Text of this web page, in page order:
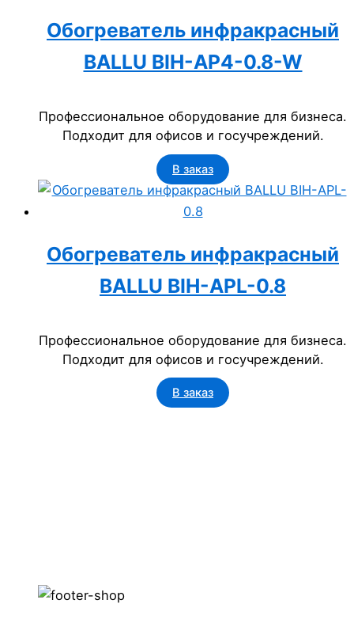
Обогреватель инфракрасный
BALLU BIH-AP4-0.8-W
Профессиональное оборудование для бизнеса.
Подходит для офисов и госучреждений.
В заказ
Обогреватель инфракрасный
BALLU BIH-APL-0.8
Профессиональное оборудование для бизнеса.
Подходит для офисов и госучреждений.
В заказ